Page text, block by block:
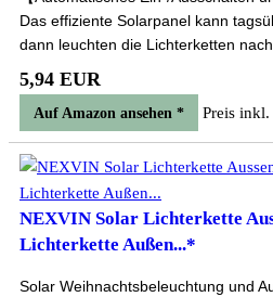
Das effiziente Solarpanel kann
dann leuchten die Lichterketten
5,94 EUR
Auf Amazon ansehen * Preis inkl.
NEXVIN Solar Lichterkette
Lichterkette Außen...*
Solar Weihnachtsbeleuchtung und